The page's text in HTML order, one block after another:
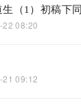
（1）初稿下同
08:20
09:12